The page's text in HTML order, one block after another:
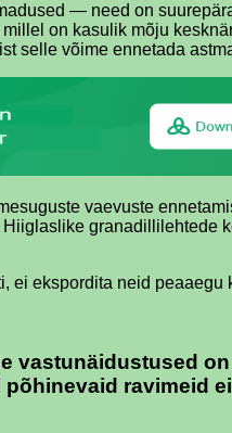
— need on
on kasulik mõju
selle võime ennetada
vaevuste
granadillilehtede
ei ekspordita neid
vastunäidustused
ravimeid